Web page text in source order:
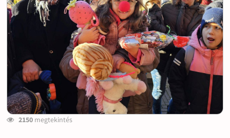
2150megtekintés